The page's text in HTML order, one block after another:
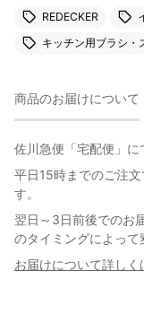
REDECKER
キッチン用ブラシ・
商品のお届けについて
佐川急便「宅配便」に
平日15時までのご注
す。
翌日～3日前後でのお
のタイミングによって
お届けについて詳しく